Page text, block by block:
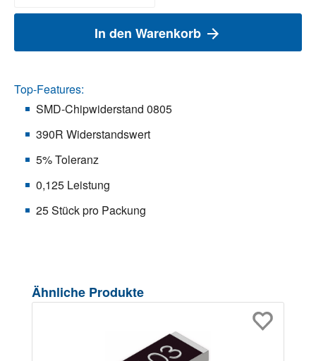
In den Warenkorb
Top-Features:
SMD-Chipwiderstand 0805
390R Widerstandswert
5% Toleranz
0,125 Leistung
25 Stück pro Packung
Produktgalerie überspringen
Ähnliche Produkte